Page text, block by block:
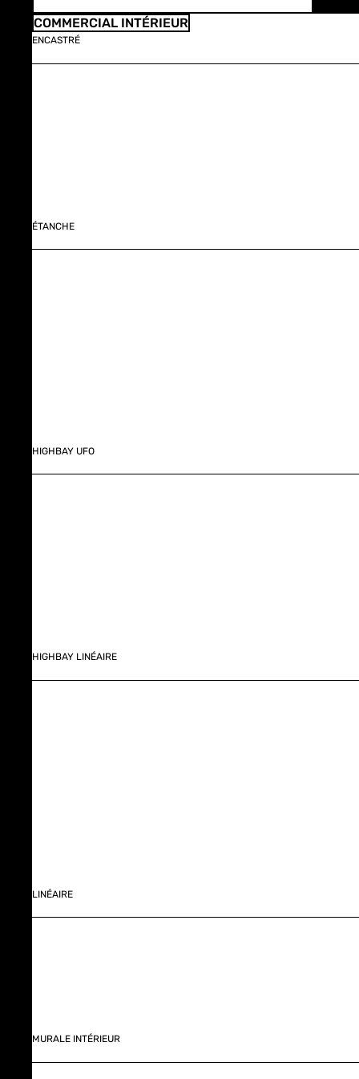
COMMERCIAL INTÉRIEUR
ENCASTRÉ
ÉTANCHE
HIGHBAY UFO
HIGHBAY LINÉAIRE
LINÉAIRE
MURALE INTÉRIEUR